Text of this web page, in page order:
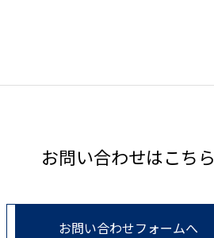
お問い合わせはこちら
お問い合わせフォームへ